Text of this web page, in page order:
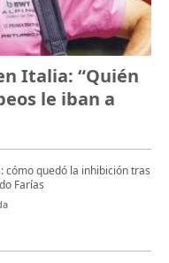
Italia: “Quién
le iban a
cómo quedó la inhibición tras
Farías